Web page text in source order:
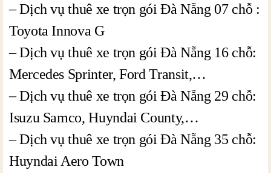
– Dịch vụ thuê xe trọn gói Đà Nẵng 07 chỗ :
Toyota Innova G
– Dịch vụ thuê xe trọn gói Đà Nẵng 16 chỗ:
Mercedes Sprinter, Ford Transit,…
– Dịch vụ thuê xe trọn gói Đà Nẵng 29 chỗ:
Isuzu Samco, Huyndai County,…
– Dịch vụ thuê xe trọn gói Đà Nẵng 35 chỗ:
Huyndai Aero Town